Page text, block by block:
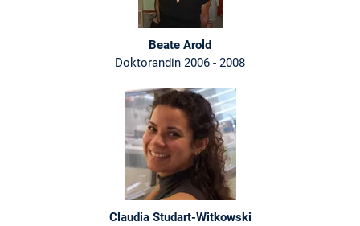
Beate Arold
Doktorandin 2006 - 2008
Claudia Studart-Witkowski